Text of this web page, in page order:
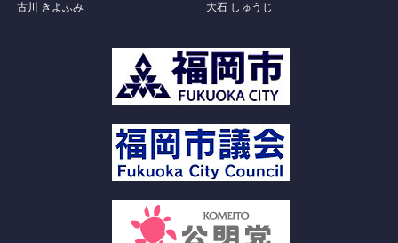
古川 きよふみ 大石 しゅうじ